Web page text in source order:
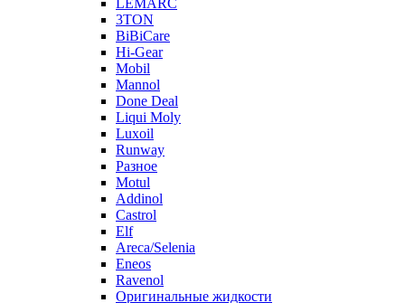
LEMARC
3TON
BiBiCare
Hi-Gear
Mobil
Mannol
Done Deal
Liqui Moly
Luxoil
Runway
Разное
Motul
Addinol
Castrol
Elf
Areca/Selenia
Eneos
Ravenol
Оригинальные жидкости